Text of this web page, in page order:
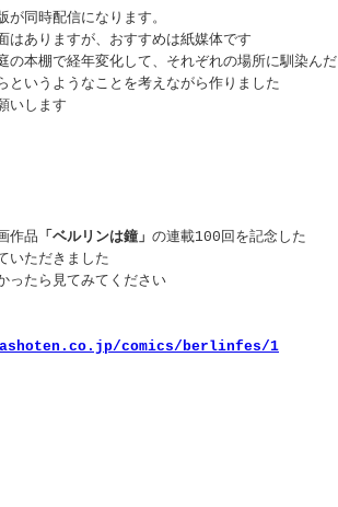
が同時配信になります。
はありますが、おすすめは紙媒体です
の本棚で経年変化して、それぞれの場所に馴染んだ
というようなことを考えながら作りました
いします
作品 「ベルリンは鐘」 の連載100回を記念した
いただきました
ったら見てみてください
comics/berlinfes/1